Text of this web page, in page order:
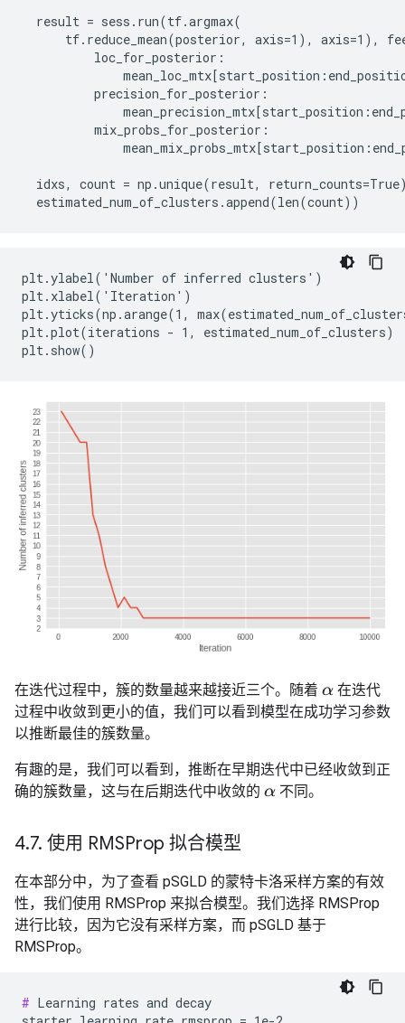
  result = sess.run(tf.argmax(
tf.reduce_mean(posterior, axis=1), axis=1),
          loc_for_posterior:
          precision_for_posterior:
          mix_probs_for_posterior:
idxs, count = np.unique(result,
plt.ylabel('Number of inferred clusters')
plt.xlabel('Iteration')
plt.yticks(np.arange(1,
plt.plot(iterations - 1, estimated_num_of_clusters)
在迭代过程中，簇的数量越来越接近三个。随着 α在迭代
过程中收敛到更小的值，我们可以看到模型在成功学习参数
以推断最佳的簇数量。
有趣的是，我们可以看到，推断在早期迭代中已经收敛到正
确的簇数量，这与在后期迭代中收敛的 α不同。
4.7. 使用 RMSProp 拟合模型
在本部分中，为了查看 pSGLD 的蒙特卡洛采样方案的有效
性，我们使用 RMSProp 来拟合模型。我们选择 RMSProp
进行比较，因为它没有采样方案，而 pSGLD 基于
RMSProp。
# Learning rates and decay